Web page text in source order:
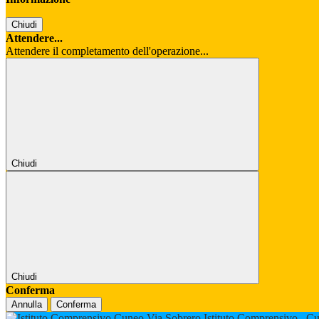
Chiudi
Attendere...
Attendere il completamento dell'operazione...
Chiudi
Chiudi
Conferma
Annulla Conferma